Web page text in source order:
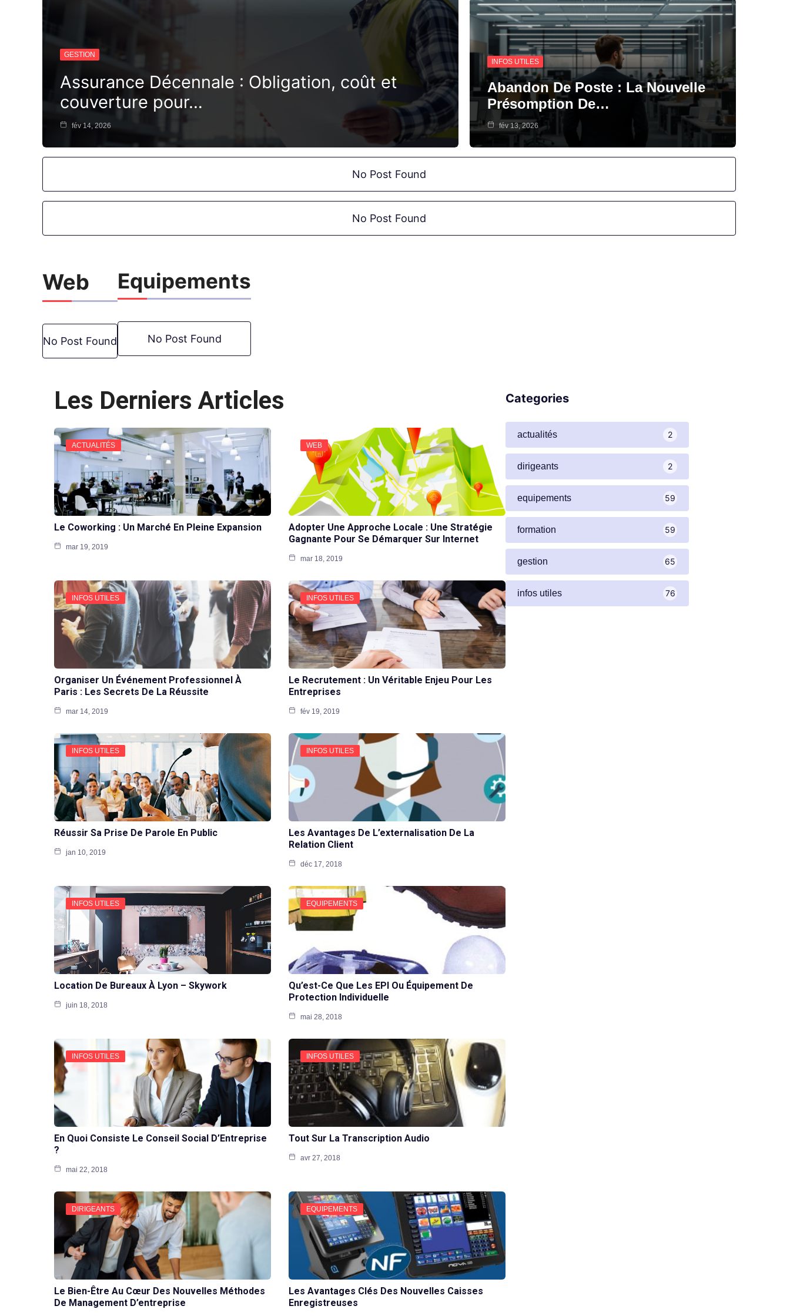
GESTION
Assurance Décennale : Obligation, coût et
couverture pour…
fév 14, 2026
INFOS UTILES
Abandon De Poste : La Nouvelle
Présomption De…
fév 13, 2026
No Post Found
No Post Found
Web
No Post Found
Equipements
No Post Found
Les Derniers Articles
ACTUALITÉS
Le Coworking : Un Marché En Pleine Expansion
mar 19, 2019
WEB
Adopter Une Approche Locale : Une Stratégie
Gagnante Pour Se Démarquer Sur Internet
mar 18, 2019
INFOS UTILES
Organiser Un Événement Professionnel À
Paris : Les Secrets De La Réussite
mar 14, 2019
INFOS UTILES
Le Recrutement : Un Véritable Enjeu Pour Les
Entreprises
fév 19, 2019
INFOS UTILES
Réussir Sa Prise De Parole En Public
jan 10, 2019
INFOS UTILES
Les Avantages De L’externalisation De La
Relation Client
déc 17, 2018
INFOS UTILES
Location De Bureaux À Lyon – Skywork
juin 18, 2018
EQUIPEMENTS
Qu’est-Ce Que Les EPI Ou Équipement De
Protection Individuelle
mai 28, 2018
INFOS UTILES
En Quoi Consiste Le Conseil Social D’Entreprise
?
mai 22, 2018
INFOS UTILES
Tout Sur La Transcription Audio
avr 27, 2018
DIRIGEANTS
Le Bien-Être Au Cœur Des Nouvelles Méthodes
De Management D’entreprise
EQUIPEMENTS
Les Avantages Clés Des Nouvelles Caisses
Enregistreuses
Categories
actualités 2
dirigeants 2
equipements 59
formation 59
gestion 65
infos utiles 76